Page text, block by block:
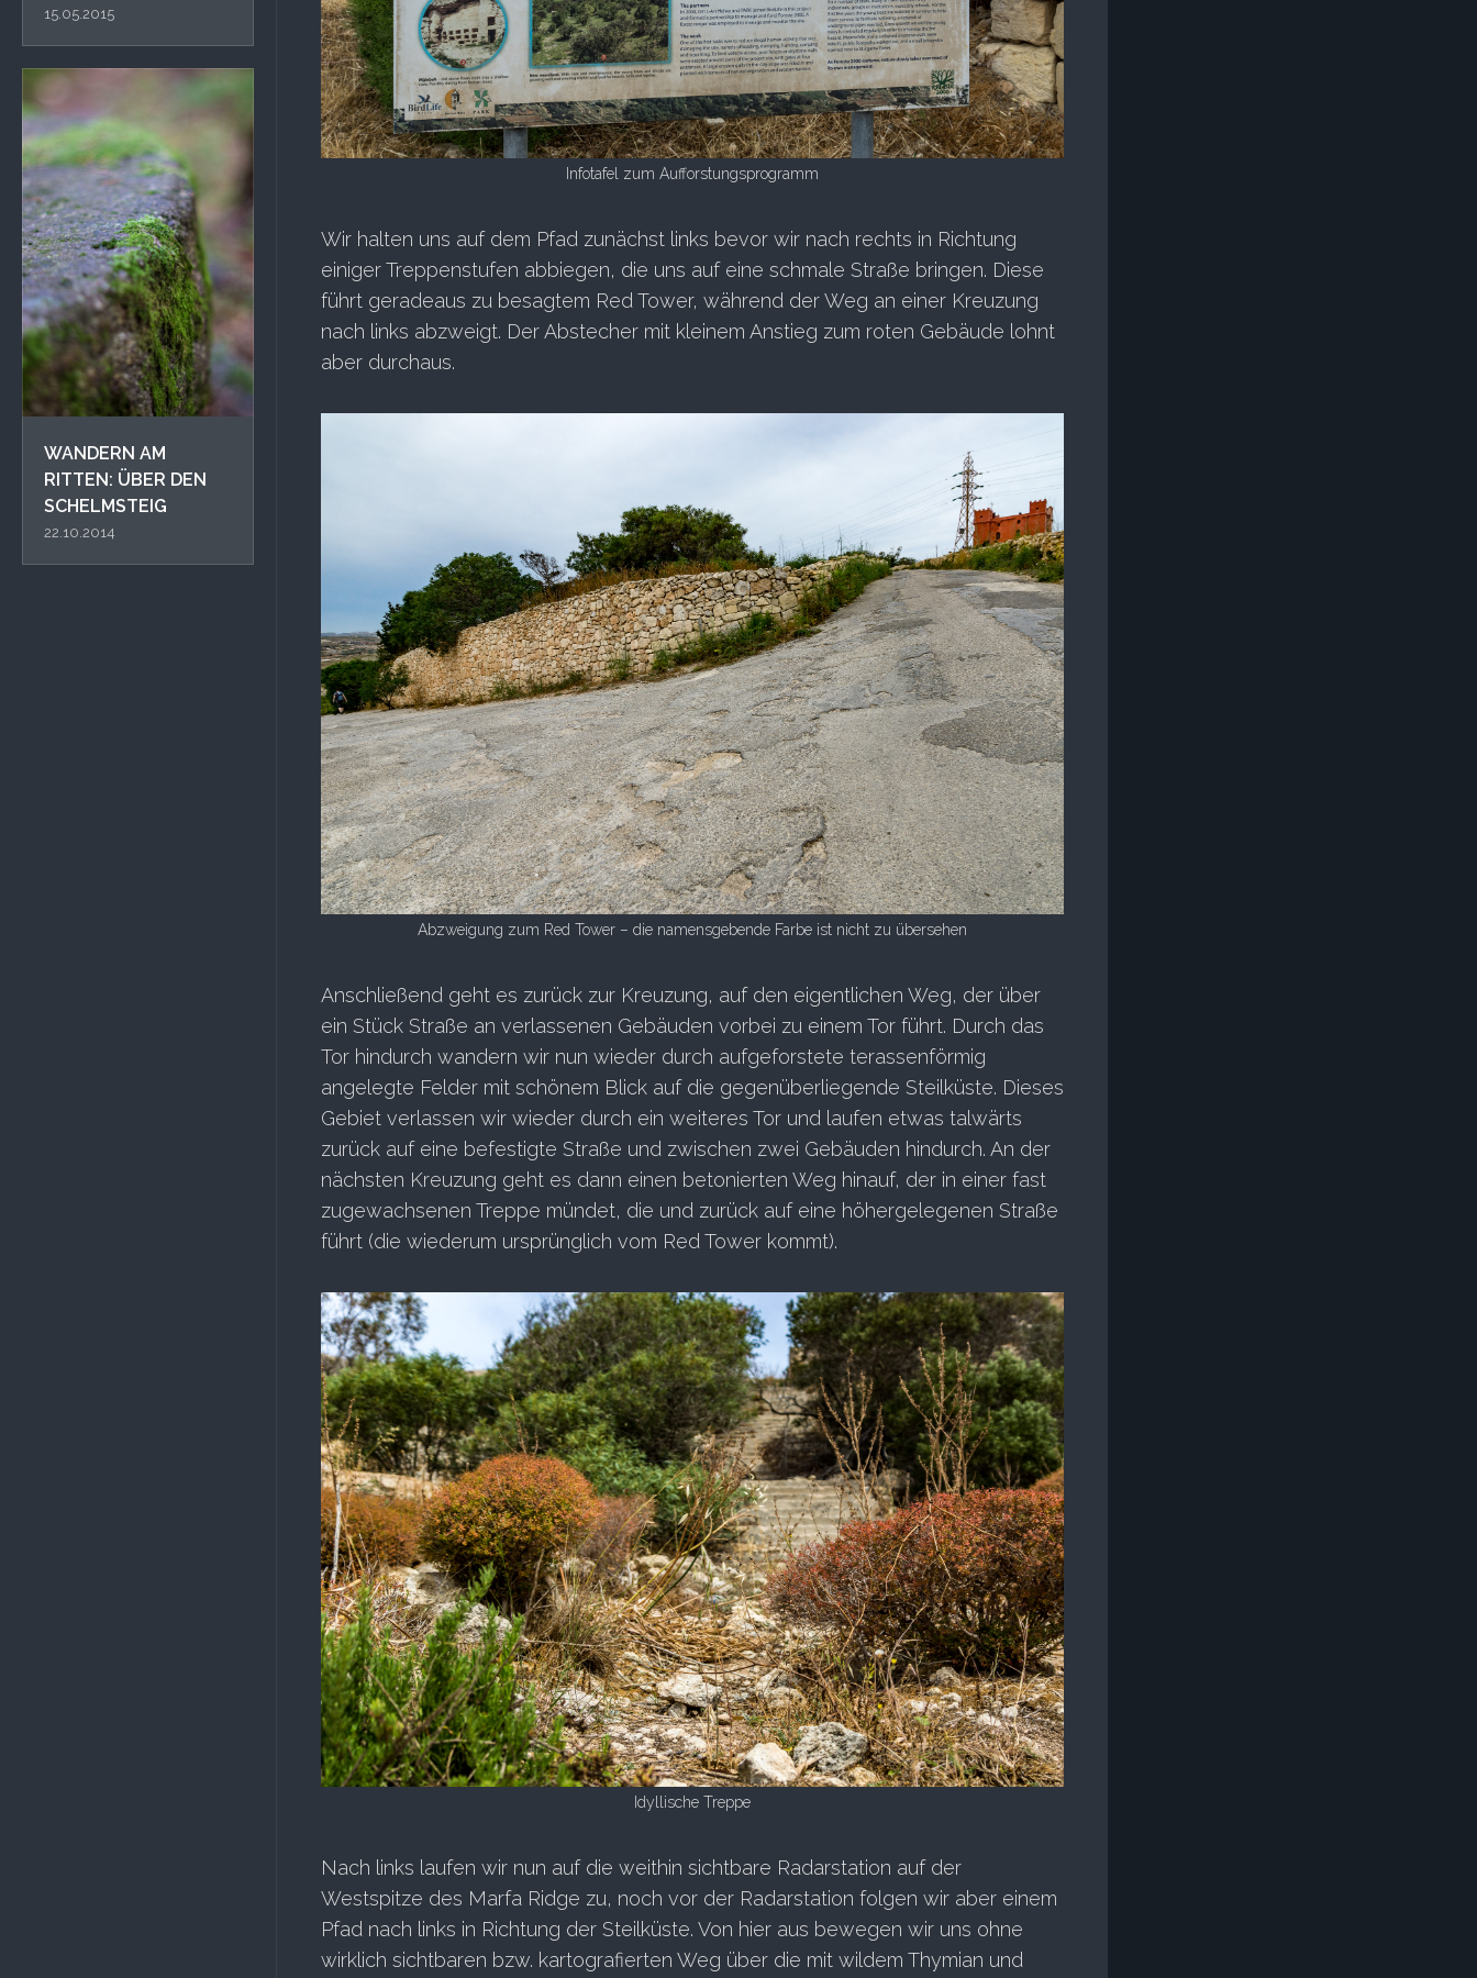
15.05.2015
WANDERN AM
RITTEN: ÜBER DEN
SCHELMSTEIG
22.10.2014
Infotafel zum Aufforstungsprogramm
Wir halten uns auf dem Pfad zunächst links bevor wir nach rechts in Richtung
einiger Treppenstufen abbiegen, die uns auf eine schmale Straße bringen. Diese
führt geradeaus zu besagtem Red Tower, während der Weg an einer Kreuzung
nach links abzweigt. Der Abstecher mit kleinem Anstieg zum roten Gebäude lohnt
aber durchaus.
Abzweigung zum Red Tower – die namensgebende Farbe ist nicht zu übersehen
Anschließend geht es zurück zur Kreuzung, auf den eigentlichen Weg, der über
ein Stück Straße an verlassenen Gebäuden vorbei zu einem Tor führt. Durch das
Tor hindurch wandern wir nun wieder durch aufgeforstete terassenförmig
angelegte Felder mit schönem Blick auf die gegenüberliegende Steilküste. Dieses
Gebiet verlassen wir wieder durch ein weiteres Tor und laufen etwas talwärts
zurück auf eine befestigte Straße und zwischen zwei Gebäuden hindurch. An der
nächsten Kreuzung geht es dann einen betonierten Weg hinauf, der in einer fast
zugewachsenen Treppe mündet, die und zurück auf eine höhergelegenen Straße
führt (die wiederum ursprünglich vom Red Tower kommt).
Idyllische Treppe
Nach links laufen wir nun auf die weithin sichtbare Radarstation auf der
Westspitze des Marfa Ridge zu, noch vor der Radarstation folgen wir aber einem
Pfad nach links in Richtung der Steilküste. Von hier aus bewegen wir uns ohne
wirklich sichtbaren bzw. kartografierten Weg über die mit wildem Thymian und